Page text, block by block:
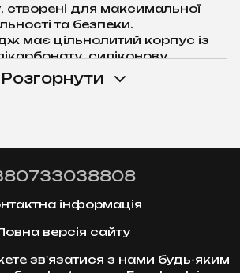
створені для максимальної
та безпеки.
має цільнолитий корпус із
силіконову
натягом і голки з
304, що зберігають гостроту
яких налаштувань машинки.
машинками картриджного
EO Gas.
Контроль — з
Розгорнути
інформація
версія сайту
зв'язатися з нами будь-яким